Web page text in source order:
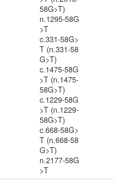
58G>T)
n.1295-58G
>T
c.331-58G>
T (n.331-58
G>T)
c.1475-58G
>T (n.1475-
58G>T)
c.1229-58G
>T (n.1229-
58G>T)
c.668-58G>
T (n.668-58
G>T)
n.2177-58G
>T